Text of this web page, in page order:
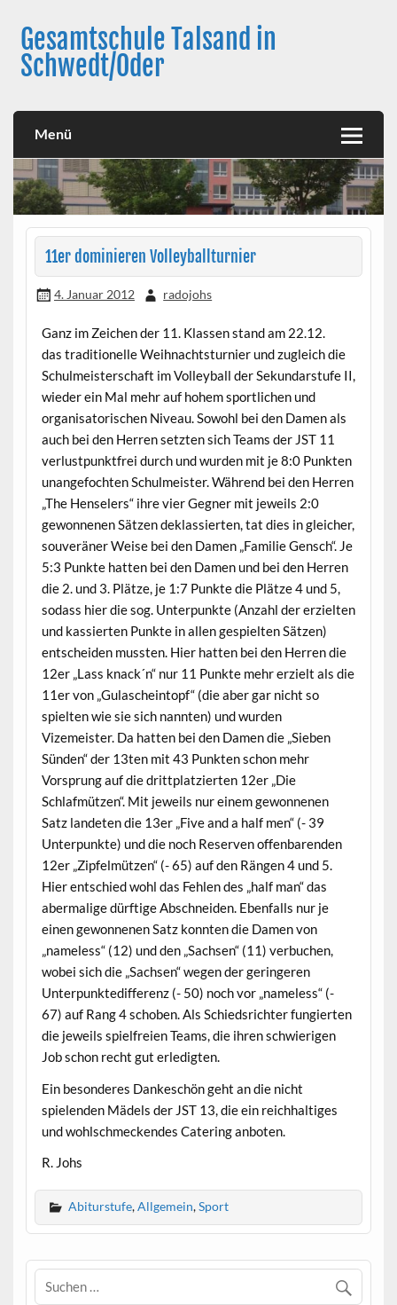
contentGesamtschule Talsand in
Schwedt/Oder
Menü
11er dominieren Volleyballturnier
4. Januar 2012 radojohs
Ganz im Zeichen der 11. Klassen stand am 22.12.
das traditionelle Weihnachtsturnier und zugleich die
Schulmeisterschaft im Volleyball der Sekundarstufe II,
wieder ein Mal mehr auf hohem sportlichen und
organisatorischen Niveau. Sowohl bei den Damen als
auch bei den Herren setzten sich Teams der JST 11
verlustpunktfrei durch und wurden mit je 8:0 Punkten
unangefochten Schulmeister. Während bei den Herren
„The Henselers“ ihre vier Gegner mit jeweils 2:0
gewonnenen Sätzen deklassierten, tat dies in gleicher,
souveräner Weise bei den Damen „Familie Gensch“. Je
5:3 Punkte hatten bei den Damen und bei den Herren
die 2. und 3. Plätze, je 1:7 Punkte die Plätze 4 und 5,
sodass hier die sog. Unterpunkte (Anzahl der erzielten
und kassierten Punkte in allen gespielten Sätzen)
entscheiden mussten. Hier hatten bei den Herren die
12er „Lass knack´n“ nur 11 Punkte mehr erzielt als die
11er von „Gulascheintopf“ (die aber gar nicht so
spielten wie sie sich nannten) und wurden
Vizemeister. Da hatten bei den Damen die „Sieben
Sünden“ der 13ten mit 43 Punkten schon mehr
Vorsprung auf die drittplatzierten 12er „Die
Schlafmützen“. Mit jeweils nur einem gewonnenen
Satz landeten die 13er „Five and a half men“ (- 39
Unterpunkte) und die noch Reserven offenbarenden
12er „Zipfelmützen“ (- 65) auf den Rängen 4 und 5.
Hier entschied wohl das Fehlen des „half man“ das
abermalige dürftige Abschneiden. Ebenfalls nur je
einen gewonnenen Satz konnten die Damen von
„nameless“ (12) und den „Sachsen“ (11) verbuchen,
wobei sich die „Sachsen“ wegen der geringeren
Unterpunktedifferenz (- 50) noch vor „nameless“ (-
67) auf Rang 4 schoben. Als Schiedsrichter fungierten
die jeweils spielfreien Teams, die ihren schwierigen
Job schon recht gut erledigten.
Ein besonderes Dankeschön geht an die nicht
spielenden Mädels der JST 13, die ein reichhaltiges
und wohlschmeckendes Catering anboten.
R. Johs
Abiturstufe,Allgemein,Sport